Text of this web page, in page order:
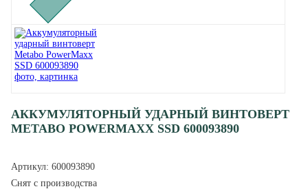
АККУМУЛЯТОРНЫЙ УДАРНЫЙ ВИНТОВЕРТ
METABO POWERMAXX SSD 600093890
Артикул: 600093890
Снят с производства